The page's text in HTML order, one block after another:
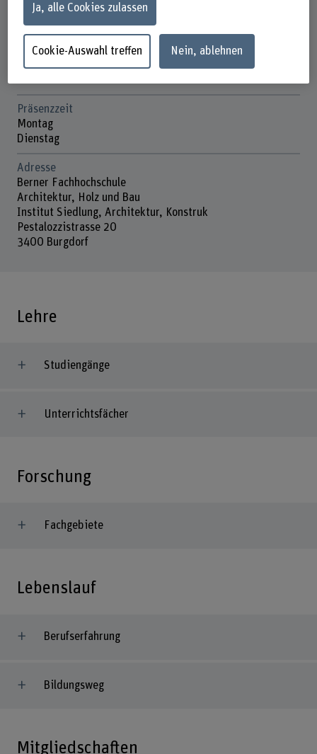
+41 31 848 33 70
www.bfh.ch/de/nicola-gehri
Präsenzzeit
Montag
Dienstag
Adresse
Berner Fachhochschule
Architektur, Holz und Bau
Institut Siedlung, Architektur, Konstruk
Pestalozzistrasse 20
3400 Burgdorf
Lehre
Studiengänge
Unterrichtsfächer
Forschung
Fachgebiete
Lebenslauf
Berufserfahrung
Bildungsweg
Mitgliedschaften
Ja, alle Cookies zulassen
Cookie-Auswahl treffen Nein, ablehnen